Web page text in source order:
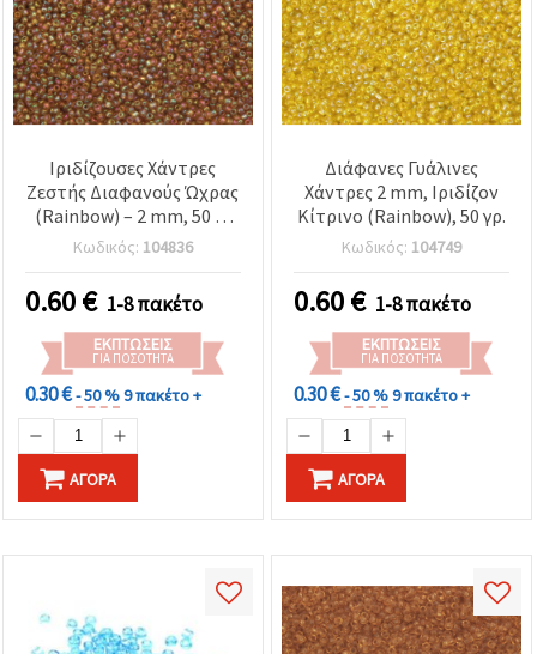
Ιριδίζουσες Χάντρες
Ζεστής Διαφανούς Ώχρας
(Rainbow) – 2 mm, 50 g,
Ιδανικές για Χειροποίητα
Κοσμήματα,
Φθινοπωρινά Σχέδια &
DIY Δημιουργίες
Κωδικός: 104836
0.60€ 1-8 πακέτο
ΕΚΠΤΏΣΕΙΣ
ΓΙΑ ΠΟΣΌΤΗΤΑ
0.30 €- 50 %9 πακέτο +
ΑΓΟΡΆ
Διάφανες Γυάλινες
Χάντρες 2 mm, Ιριδίζον
Κίτρινο (Rainbow), 50 γρ.
Κωδικός: 104749
0.60€ 1-8 πακέτο
ΕΚΠΤΏΣΕΙΣ
ΓΙΑ ΠΟΣΌΤΗΤΑ
0.30 €- 50 %9 πακέτο +
ΑΓΟΡΆ